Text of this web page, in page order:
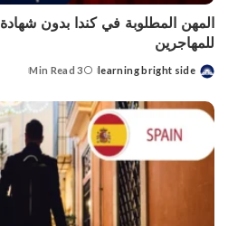
للمهاجرين
Posted
learning bright side
3 Min Read